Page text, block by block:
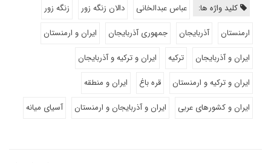
کلید واژه ها: عباس عبدالخانی دالان زنگه زور
زنگه زور
ارمنستان
آذربایجان جمهوری آذربایجان
ایران و ارمنستان
ایران و آذربایجان
ترکیه
ایران و ترکیه و آذربایجان
ایران و ترکیه و ارمنستان
قره باغ
ایران و منطقه
ایران و کشورهای عربی
ایران و آذربایجان و ارمنستان آسیای میانه